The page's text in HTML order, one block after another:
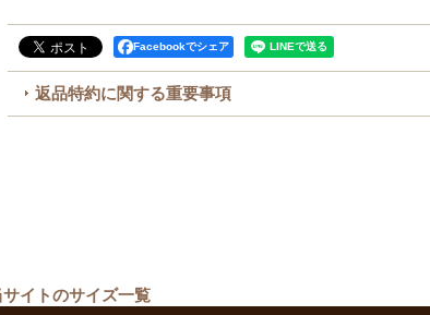
Facebookでシェア
返品特約に関する重要事項
サイトのサイズ一覧